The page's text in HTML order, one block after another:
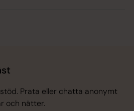
Prata eller chatta anonymt
och nätter.